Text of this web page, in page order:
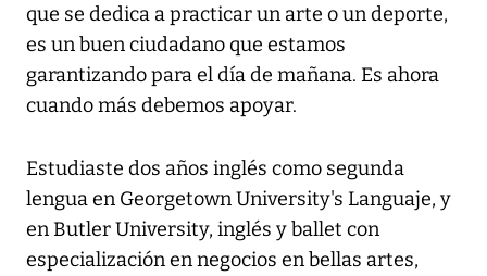
que se dedica a practicar un arte o un deporte,
es un buen ciudadano que estamos
garantizando para el día de mañana. Es ahora
cuando más debemos apoyar.
Estudiaste dos años inglés como segunda
lengua en Georgetown University's Languaje, y
en Butler University, inglés y ballet con
especialización en negocios en bellas artes,